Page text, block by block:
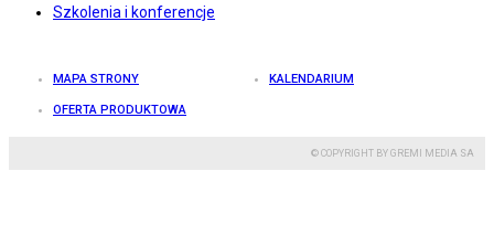
Szkolenia i konferencje
MAPA STRONY KALENDARIUM
OFERTA PRODUKTOWA
© COPYRIGHT BY GREMI MEDIA SA